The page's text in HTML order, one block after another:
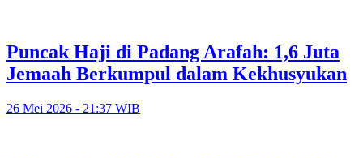
Puncak Haji di Padang Arafah: 1,6 Juta
Jemaah Berkumpul dalam Kekhusyukan
26 Mei 2026 - 21:37 WIB